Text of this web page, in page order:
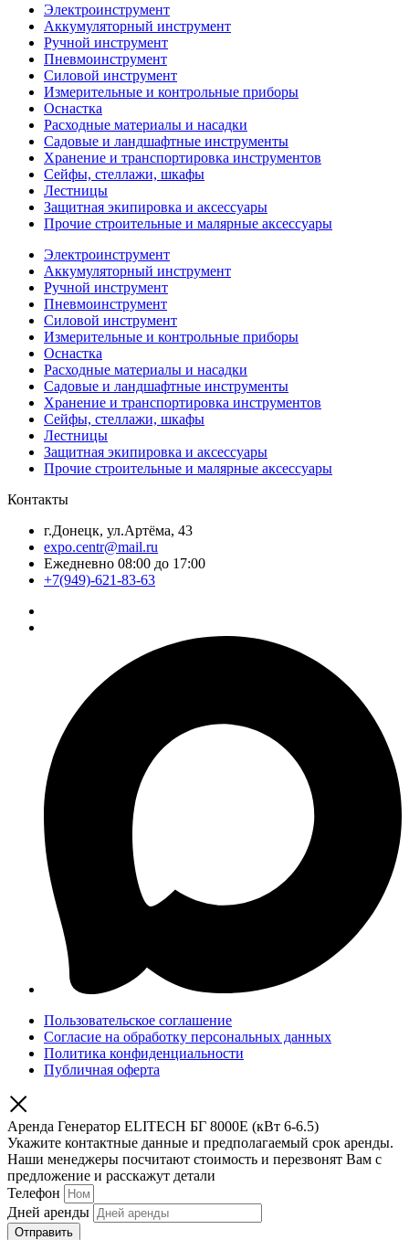
Электроинструмент
Аккумуляторный инструмент
Ручной инструмент
Пневмоинструмент
Силовой инструмент
Измерительные и контрольные приборы
Оснастка
Расходные материалы и насадки
Садовые и ландшафтные инструменты
Хранение и транспортировка инструментов
Сейфы, стеллажи, шкафы
Лестницы
Защитная экипировка и аксессуары
Прочие строительные и малярные аксессуары
Электроинструмент
Аккумуляторный инструмент
Ручной инструмент
Пневмоинструмент
Силовой инструмент
Измерительные и контрольные приборы
Оснастка
Расходные материалы и насадки
Садовые и ландшафтные инструменты
Хранение и транспортировка инструментов
Сейфы, стеллажи, шкафы
Лестницы
Защитная экипировка и аксессуары
Прочие строительные и малярные аксессуары
Контакты
г.Донецк, ул.Артёма, 43
expo.centr@mail.ru
Ежедневно 08:00 до 17:00
+7(949)-621-83-63
Пользовательское соглашение
Согласие на обработку персональных данных
Политика конфиденциальности
Публичная оферта
Аренда Генератор ELITECH БГ 8000Е (кВт 6-6.5)
Укажите контактные данные и предполагаемый срок аренды.
Наши менеджеры посчитают стоимость и перезвонят Вам с
предложение и расскажут детали
Телефон
Дней аренды
Отправить